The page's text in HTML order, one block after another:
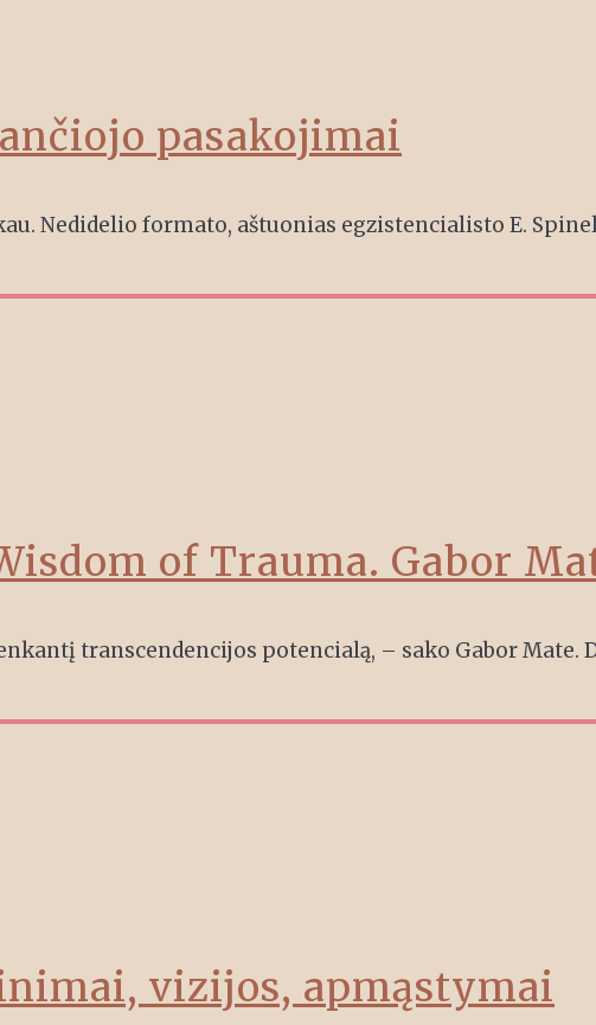
pasakojimai
Nedidelio formato, aštuonias egzistencialisto E.
of Trauma. Gabor
transcendencijos potencialą, – sako Gabor Mate.
vizijos, apmąstymai